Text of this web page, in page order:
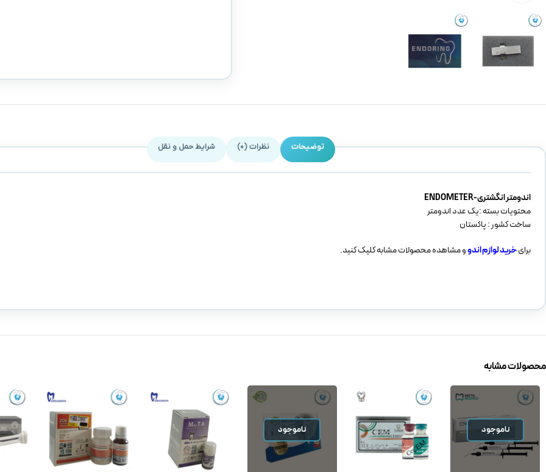
توضیحات نظرات (0) شرایط حمل و نقل
اندومتر انگشتری-ENDOMETER
محتویات بسته :یک عدد اندومتر
ساخت کشور : پاکستان
برایخرید لوازم اندوو مشاهده محصولات مشابه کلیک کنید.
محصولات مشابه
ناموجود ناموجود